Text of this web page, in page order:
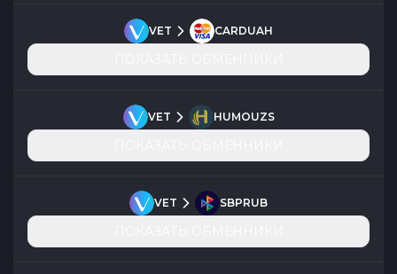
VET CARDUAH
VET HUMOUZS
VET SBPRUB